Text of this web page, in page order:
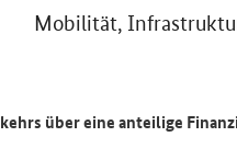
Mobilität,
über eine anteilige